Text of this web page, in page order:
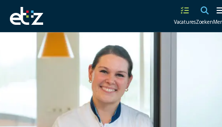
Werken
bij
het
ETZ
|
TweeSteden
VacaturesZoeken